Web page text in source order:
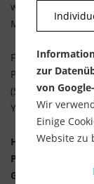
werden
Materialstärke
Für weitere
Produkt, klicken
(Sie werden zu
YouTube
HINWEIS: Das
Grundkörper
zur
von
Wir
Einige
Website zu